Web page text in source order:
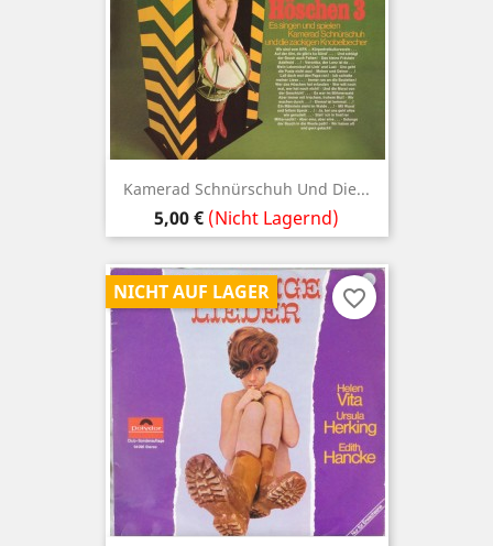
Kamerad Schnürschuh Und Die...
Preis
5,00 € (Nicht Lagernd)
NICHT AUF LAGER favorite_border